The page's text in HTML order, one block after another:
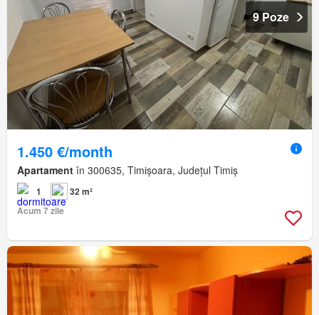
9 Poze
1.450 €/month
Apartament în 300635, Timișoara, Județul Timiș
1
32 m²
Acum 7 zile